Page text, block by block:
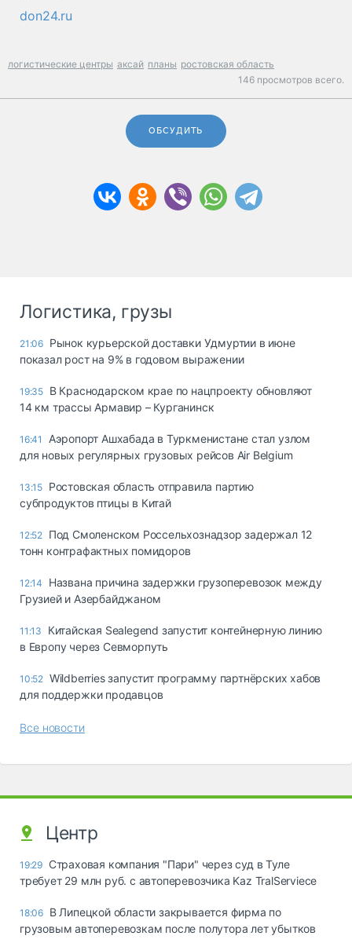
don24.ru
логистические центры аксай планы ростовская область
146 просмотров всего.
ОБСУДИТЬ
Логистика, грузы
21:06 Рынок курьерской доставки Удмуртии в июне
показал рост на 9% в годовом выражении
19:35 В Краснодарском крае по нацпроекту обновляют
14 км трассы Армавир – Курганинск
16:41
Аэропорт Ашхабада в Туркменистане стал узлом
для новых регулярных грузовых рейсов Air Belgium
13:15 Ростовская область отправила партию
субпродуктов птицы в Китай
12:52 Под Смоленском Россельхознадзор задержал 12
тонн контрафактных помидоров
12:14
Названа причина задержки грузоперевозок между
Грузией и Азербайджаном
11:13
Китайская Sealegend запустит контейнерную линию
в Европу через Севморпуть
10:52 Wildberries запустит программу партнёрских хабов
для поддержки продавцов
Все новости
Центр
19:29 Страховая компания "Пари" через суд в Туле
требует 29 млн руб. с автоперевозчика Kaz TralServiece
18:06 В Липецкой области закрывается фирма по
грузовым автоперевозкам после полутора лет убытков